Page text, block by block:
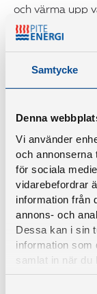
Samtycke
Denna
Vi använder
och annonserna
för sociala
vidarebefordrar
information från
annons- och
Dessa kan i sin
information som
samlat in när du
och värma upp
I stora silos
regelbundna
att använda
– Lösningen är
när det är dags
gör det både
vi slipper
både
Chef Värme &
Projektet med